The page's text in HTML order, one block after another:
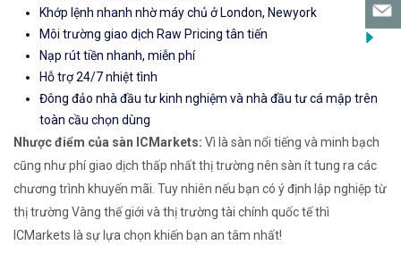
Khớp lệnh nhanh nhờ máy chủ ở London, Newyork
Môi trường giao dịch Raw Pricing tân tiến
Nạp rút tiền nhanh, miễn phí
Hỗ trợ 24/7 nhiệt tình
Đông đảo nhà đầu tư kinh nghiệm và nhà đầu tư cá mập trên
toàn cầu chọn dùng
Nhược điểm của sàn ICMarkets: Vì là sàn nổi tiếng và minh bạch
cũng như phí giao dịch thấp nhất thị trường nên sàn ít tung ra các
chương trình khuyến mãi. Tuy nhiên nếu bạn có ý định lập nghiệp từ
thị trường Vàng thế giới và thị trường tài chính quốc tế thì
ICMarkets là sự lựa chọn khiến bạn an tâm nhất!